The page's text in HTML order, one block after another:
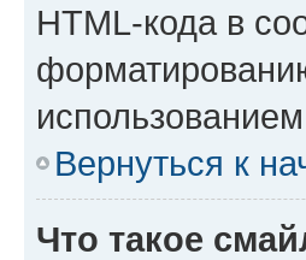
HTML-кода в
Вернуться к
Что такое